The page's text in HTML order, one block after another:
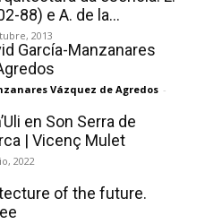
88) e A. de la...
2013
García-Manzanares
Vázquez de Agredos -
en Son Serra de
| Vicenç Mulet
2022
of the future.